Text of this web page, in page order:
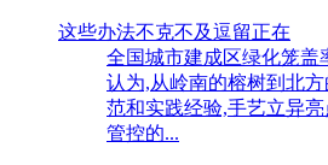
这些办法不克不及逗留正在
全国城市建成区绿化笼盖
认为,从岭南的榕树到北
范和实践经验,手艺立异
管控的...